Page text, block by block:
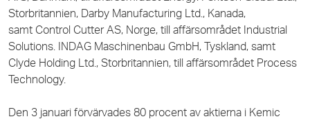
Storbritannien, Darby Manufacturing Ltd., Kanada,
samt Control Cutter AS, Norge, till affärsområdet Industrial
Solutions. INDAG Maschinenbau GmbH, Tyskland, samt
Clyde Holding Ltd., Storbritannien, till affärsområdet Process
Technology.
Den 3 januari förvärvades 80 procent av aktierna i Kemic